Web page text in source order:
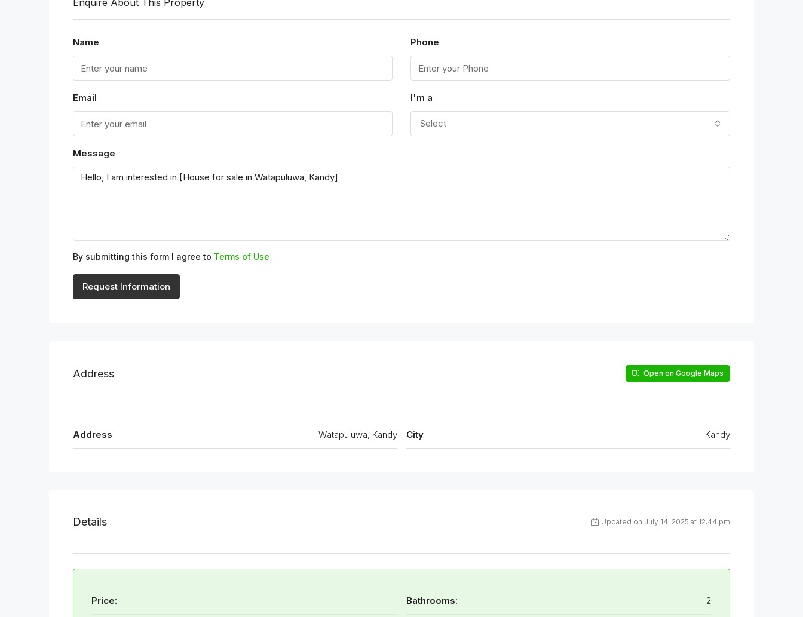
Enquire About This Property
Name Phone
Email I'm a
Select
Message
By submitting this form I agree to Terms of Use
Request Information
Address Open on Google Maps
Address Watapuluwa, Kandy City Kandy
Details Updated on July 14, 2025 at 12:44 pm
Price: Bathrooms: 2